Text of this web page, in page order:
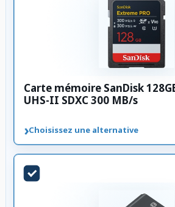
Carte mémoire SanDisk
UHS-II SDXC 300 MB/s
›Choisissez une alternative